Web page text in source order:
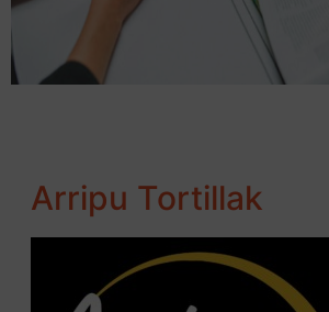
Arripu Tortillak